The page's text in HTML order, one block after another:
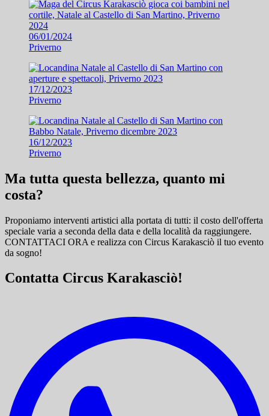
06/01/2024
Priverno
17/12/2023
Priverno
16/12/2023
Priverno
Ma tutta questa bellezza, quanto mi
costa?
Proponiamo interventi artistici alla portata di tutti: il costo dell'offerta
speciale varia a seconda della data e della località da raggiungere.
CONTATTACI ORA e realizza con Circus Karakasciò il tuo evento
da sogno!
Contatta Circus Karakasciò!